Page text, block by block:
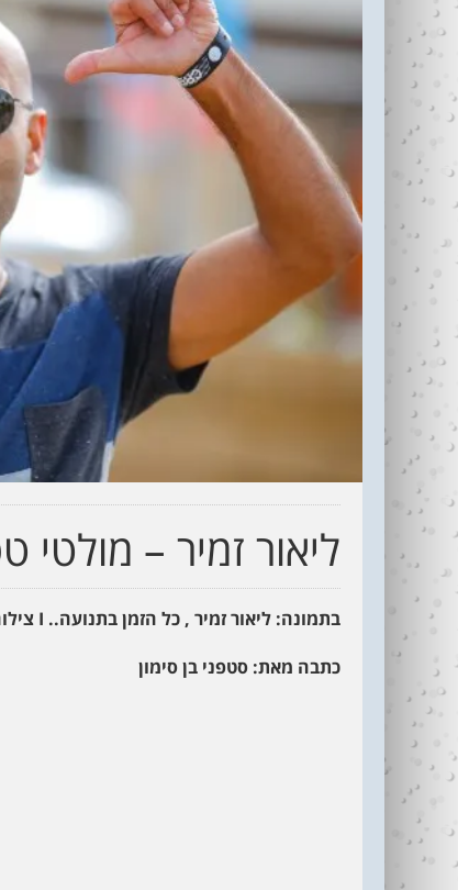
ליאור זמיר –
בתמונה: ליאור זמיר , כל הזמן בתנועה.. I
כתבה מאת: סטפני בן סימון
עדי כהן ז"ל (1987-
2006)